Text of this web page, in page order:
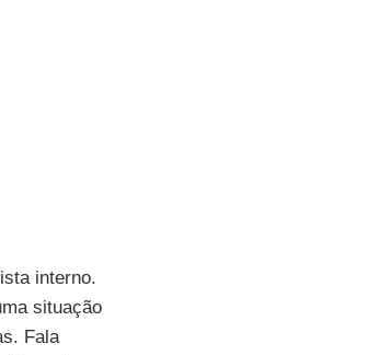
interno.
situação
Fala